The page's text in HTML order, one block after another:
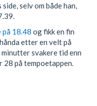
selv om både han,
18.48 og fikk en fin
etter en velt på
svakere tid enn
på tempoetappen.